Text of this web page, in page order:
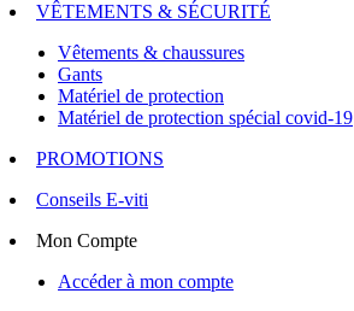
VÊTEMENTS & SÉCURITÉ
Vêtements & chaussures
Gants
Matériel de protection
Matériel de protection spécial covid-19
PROMOTIONS
Conseils E-viti
Mon Compte
Accéder à mon compte